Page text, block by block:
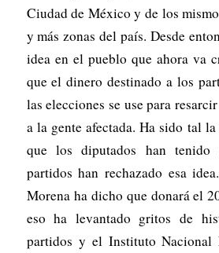
Ciudad de México y de los
y más zonas del país. Desde
idea en el pueblo que ahora va
que el dinero destinado a los
las elecciones se use para
a la gente afectada. Ha sido tal
que los diputados han
partidos han rechazado esa
Morena ha dicho que donará el
eso ha levantado gritos de
partidos y el Instituto Nacional